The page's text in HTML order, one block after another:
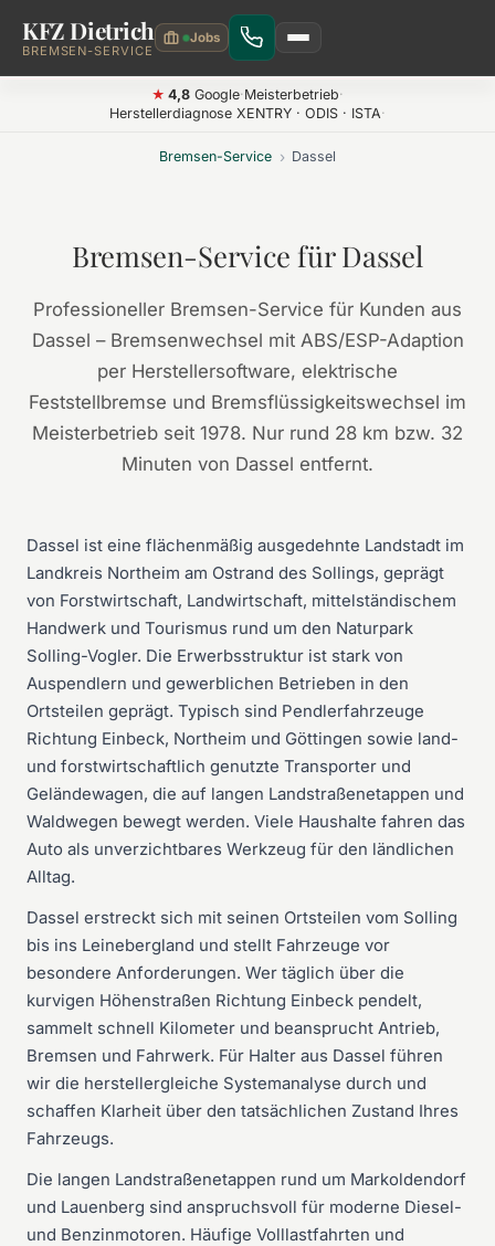
Zum Hauptinhalt springen
KFZ Dietrich
BREMSEN-SERVICE
★ 4,8Google·Meisterbetrieb·
Herstellerdiagnose XENTRY · ODIS · ISTA·
Bremsen-Service › Dassel
Bremsen-Service für Dassel
Professioneller Bremsen-Service für Kunden aus
Dassel – Bremsenwechsel mit ABS/ESP-Adaption
per Herstellersoftware, elektrische
Feststellbremse und Bremsflüssigkeitswechsel im
Meisterbetrieb seit 1978. Nur rund 28 km bzw. 32
Minuten von Dassel entfernt.
Dassel ist eine flächenmäßig ausgedehnte Landstadt im
Landkreis Northeim am Ostrand des Sollings, geprägt
von Forstwirtschaft, Landwirtschaft, mittelständischem
Handwerk und Tourismus rund um den Naturpark
Solling-Vogler. Die Erwerbsstruktur ist stark von
Auspendlern und gewerblichen Betrieben in den
Ortsteilen geprägt. Typisch sind Pendlerfahrzeuge
Richtung Einbeck, Northeim und Göttingen sowie land-
und forstwirtschaftlich genutzte Transporter und
Geländewagen, die auf langen Landstraßenetappen und
Waldwegen bewegt werden. Viele Haushalte fahren das
Auto als unverzichtbares Werkzeug für den ländlichen
Alltag.
Dassel erstreckt sich mit seinen Ortsteilen vom Solling
bis ins Leinebergland und stellt Fahrzeuge vor
besondere Anforderungen. Wer täglich über die
kurvigen Höhenstraßen Richtung Einbeck pendelt,
sammelt schnell Kilometer und beansprucht Antrieb,
Bremsen und Fahrwerk. Für Halter aus Dassel führen
wir die herstellergleiche Systemanalyse durch und
schaffen Klarheit über den tatsächlichen Zustand Ihres
Fahrzeugs.
Die langen Landstraßenetappen rund um Markoldendorf
und Lauenberg sind anspruchsvoll für moderne Diesel-
und Benzinmotoren. Häufige Volllastfahrten und